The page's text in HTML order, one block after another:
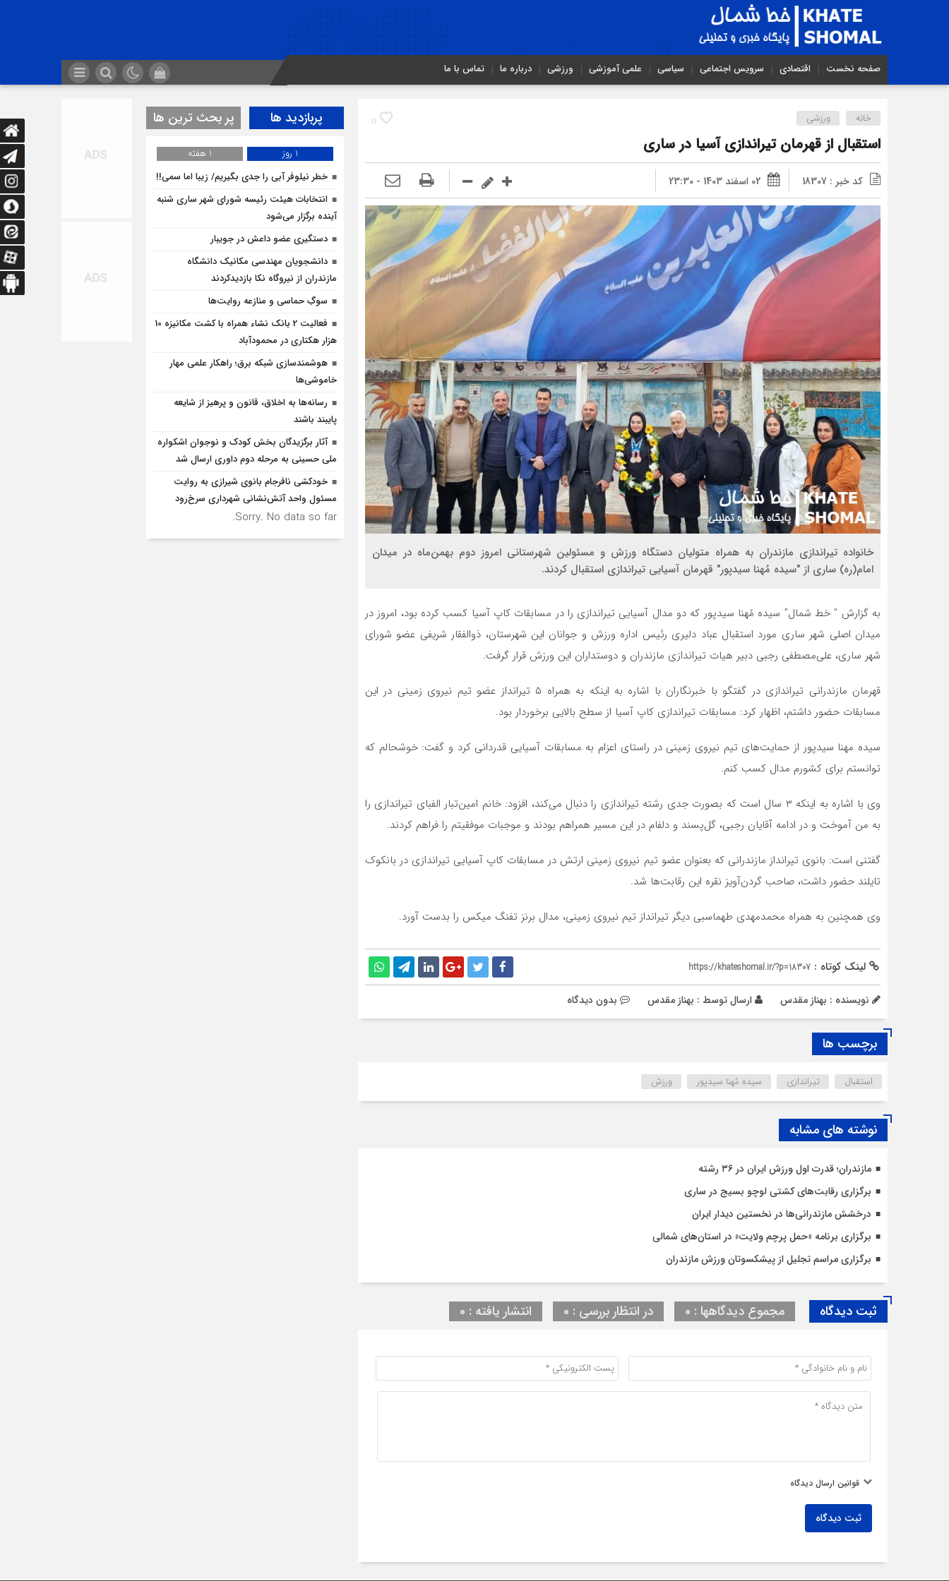
صفحه نخست اقتصادی سرویس اجتماعی سیاسی علمی آموزشی ورزشی درباره ما تماس با ما
11 خانه ورزشی
استقبال از قهرمان تیراندازی آسیا در ساری
کد خبر : 18307 02 اسفند 1403 - 23:30
خانواده تیراندازی مازندران به همراه متولیان دستگاه ورزش و مسئولین شهرستانی امروز دوم بهمن‌ماه در میدان
امام(ره) ساری از "سیده مُهنا سیدپور" قهرمان آسیایی تیراندازی استقبال کردند.
به گزارش ” خط شمال” سیده مُهنا سیدپور که دو مدال آسیایی تیراندازی را در مسابقات کاپ آسیا کسب کرده بود، امروز در
میدان اصلی شهر ساری مورد استقبال عباد دلیری رئیس اداره ورزش و جوانان این شهرستان، ذوالفقار شریفی عضو شورای
شهر ساری، علی‌مصطفی رجبی دبیر هیات تیراندازی مازندران و دوستداران این ورزش قرار گرفت.
قهرمان مازندرانی تیراندازی در گفتگو با خبرنگاران با اشاره به اینکه به همراه ۵ تیرانداز عضو تیم نیروی زمینی در این
مسابقات حضور داشتم، اظهار کرد: مسابقات تیراندازی کاپ آسیا از سطح بالایی برخوردار بود.
سیده مهنا سیدپور از حمایت‌های تیم نیروی زمینی در راستای اعزام به مسابقات آسیایی قدردانی کرد و گفت: خوشحالم که
توانستم برای کشورم مدال کسب کنم.
وی با اشاره به اینکه ۳ سال است که بصورت جدی رشته تیراندازی را دنبال می‌کند، افزود: خانم امین‌تبار الفبای تیراندازی را
به من آموخت و در ادامه آقایان رجبی، گل‌پسند و دلفام در این مسیر همراهم بودند و موجبات موفقیتم را فراهم کردند.
گفتنی است: بانوی تیرانداز مازندرانی که بعنوان عضو تیم نیروی زمینی ارتش در مسابقات کاپ آسیایی تیراندازی در بانکوک
تایلند حضور داشت، صاحب گردن‌آویز نقره این رقابت‌ها شد.
وی همچنین به همراه محمدمهدی طهماسبی دیگر تیرانداز تیم نیروی زمینی، مدال برنز تفنگ میکس را بدست آورد.
لینک کوتاه : https://khateshomal.ir/?p=18307
نویسنده : بهناز مقدس ارسال توسط : بهناز مقدس بدون دیدگاه
برچسب ها
استقبال تیراندازی سیده مُهنا سیدپور ورزش
نوشته های مشابه
مازندران؛ قدرت اول ورزش ایران در ۳۶ رشته
برگزاری رقابت‌های کشتی لوچو بسیج در ساری
درخشش مازندرانی‌ها در نخستین دیدار ایران
برگزاری برنامه «حمل پرچم ولایت» در استان‌های شمالی
برگزاری مراسم تجلیل از پیشکسوتان ورزش مازندران
ثبت دیدگاه مجموع دیدگاهها : 0 در انتظار بررسی : 0 انتشار یافته : 0
قوانین ارسال دیدگاه
ثبت دیدگاه
پربازدید ها پر بحث ترین ها
1 روز
1 هفته
خطر نیلوفر آبی را جدی بگیریم/ زیبا اما سمی!!
انتخابات هیئت رئیسه شورای شهر ساری شنبه
آینده برگزار می‌شود
دستگیری عضو داعش در جویبار
دانشجویان مهندسی مکانیک دانشگاه
مازندران از نيروگاه نکا بازديدكردند
سوگِ حماسی و منازعه روایت‌ها
فعالیت 2 بانک نشاء همراه با کشت مکانیزه 10
هزار هکتاری در محمودآباد
هوشمندسازی شبکه برق؛ راهکار علمی مهار
خاموشی‌ها
رسانه‌ها به اخلاق، قانون و پرهیز از شایعه
پایبند باشند
آثار برگزیدگان بخش کودک و نوجوان اشکواره
ملی حسینی به مرحله دوم داوری ارسال شد
خودکشی نافرجام بانوی شیرازی به روایت
مسئول واحد آتش‌نشانی شهرداری سرخ‌رود
Sorry. No data so far.